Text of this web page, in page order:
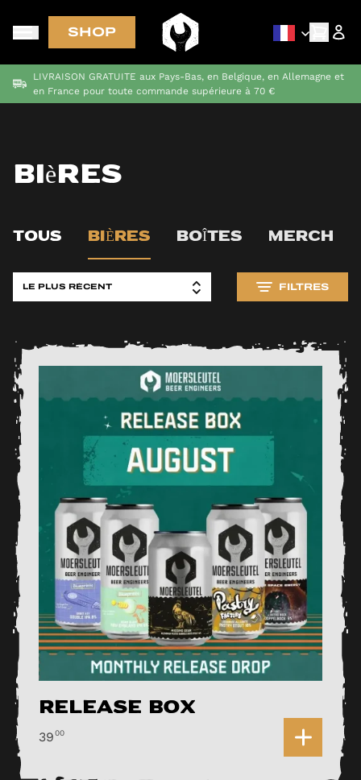
SHOP
LIVRAISON GRATUITE aux Pays-Bas, en Belgique, en Allemagne et
en France pour toute commande supérieure à 70 €
Bières
TOUS BIÈRES BOÎTES MERCH
FILTRES
Release Box
3900 0